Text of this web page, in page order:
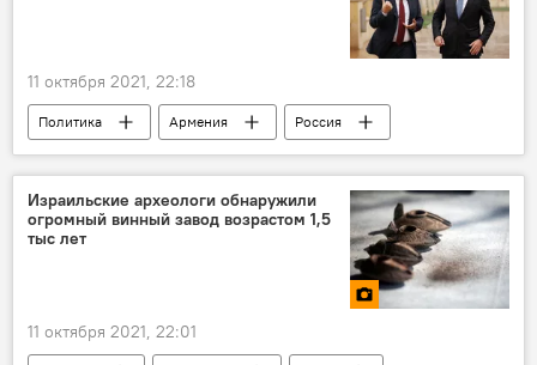
11 октября 2021, 22:18
Политика Армения
Россия
Азербайджан
Грузия
Кавказ
Израильские археологи обнаружили
огромный винный завод возрастом 1,5
тыс лет
11 октября 2021, 22:01